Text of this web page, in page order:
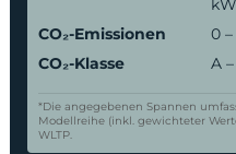
CO₂-Emissionen
0
CO₂-Klasse
A
*Die angegebenen Spannen
Modellreihe (inkl. gewichteter
WLTP.